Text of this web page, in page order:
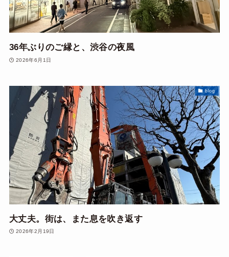
36年ぶりのご縁と、渋谷の夜風
2026年6月1日
blog
大丈夫。街は、また息を吹き返す
2026年2月19日